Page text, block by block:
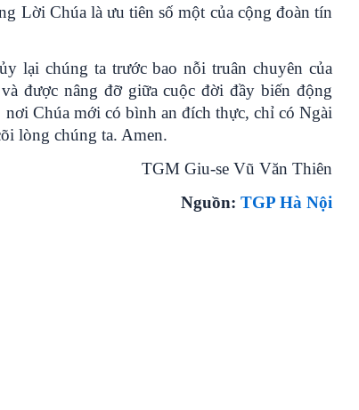
Lời Chúa là ưu tiên số một của cộng đoàn tín
lại chúng ta trước bao nỗi truân chuyên của
được nâng đỡ giữa cuộc đời đầy biến động
Chúa mới có bình an đích thực, chỉ có Ngài
lòng chúng ta. Amen.
TGM Giu-se Vũ Văn Thiên
Nguồn: TGP Hà Nội